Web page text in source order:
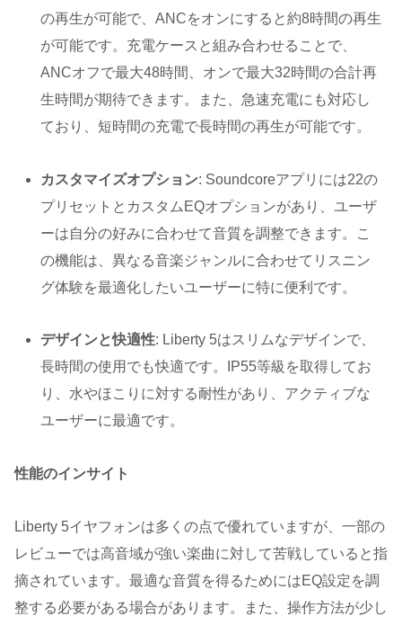
の再生が可能で、ANCをオンにすると約8時間の再生
が可能です。充電ケースと組み合わせることで、
ANCオフで最大48時間、オンで最大32時間の合計再
生時間が期待できます。また、急速充電にも対応し
ており、短時間の充電で長時間の再生が可能です。
カスタマイズオプション: Soundcoreアプリには22の
プリセットとカスタムEQオプションがあり、ユーザ
ーは自分の好みに合わせて音質を調整できます。こ
の機能は、異なる音楽ジャンルに合わせてリスニン
グ体験を最適化したいユーザーに特に便利です。
デザインと快適性: Liberty 5はスリムなデザインで、
長時間の使用でも快適です。IP55等級を取得してお
り、水やほこりに対する耐性があり、アクティブな
ユーザーに最適です。
性能のインサイト
Liberty 5イヤフォンは多くの点で優れていますが、一部の
レビューでは高音域が強い楽曲に対して苦戦していると指
摘されています。最適な音質を得るためにはEQ設定を調
整する必要がある場合があります。また、操作方法が少し